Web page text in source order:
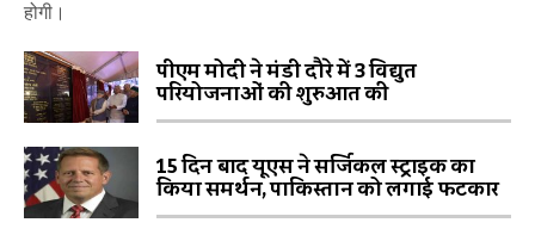
होगी।
पीएम मोदी ने मंडी दौरे में 3 विद्युत
परियोजनाओं की शुरुआत की
15 दिन बाद यूएस ने सर्जिकल स्ट्राइक का
किया समर्थन, पाकिस्तान को लगाई फटकार